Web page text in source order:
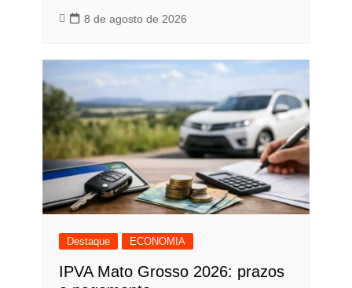
8 de agosto de 2026
Destaque ECONOMIA
IPVA Mato Grosso 2026: prazos